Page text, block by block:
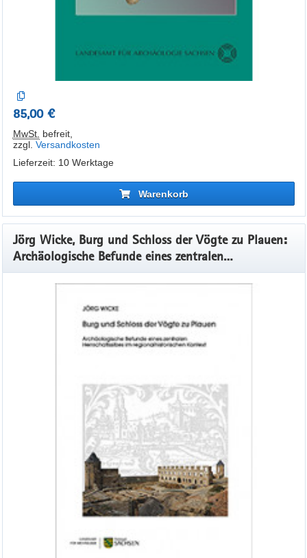
85,00 €
MwSt. befreit,
zzgl. Versandkosten
Lieferzeit: 10 Werktage
Warenkorb
Jörg Wicke, Burg und Schloss der Vögte zu Plauen:
Archäologische Befunde eines zentralen
Herrschaftssitzes im regionalhistorischen Kontext.